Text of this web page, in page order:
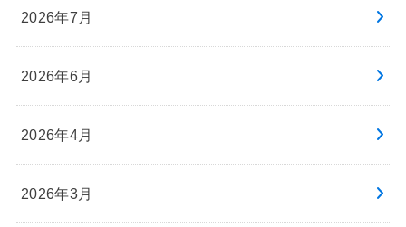
2026年7月
2026年6月
2026年4月
2026年3月